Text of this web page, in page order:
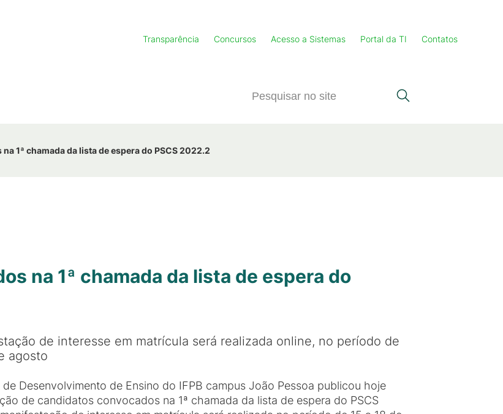
Transparência Concursos Acesso a Sistemas Portal da TI Contatos
1ª chamada da lista de espera do PSCS 2022.2
na 1ª chamada da lista de espera do
de interesse em matrícula será realizada online, no período de
agosto
de Desenvolvimento de Ensino do IFPB campus João Pessoa publicou hoje
de candidatos convocados na 1ª chamada da lista de espera do PSCS